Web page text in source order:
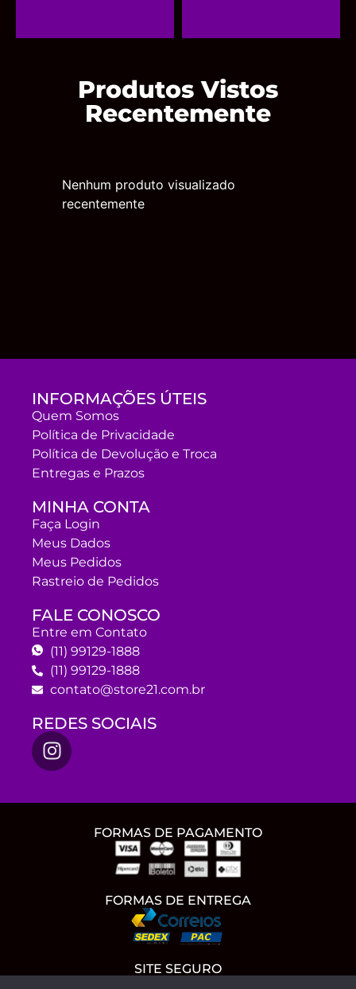
Produtos Vistos
Recentemente
Nenhum produto visualizado
recentemente
INFORMAÇÕES ÚTEIS
Quem Somos
Política de Privacidade
Política de Devolução e Troca
Entregas e Prazos
MINHA CONTA
Faça Login
Meus Dados
Meus Pedidos
Rastreio de Pedidos
FALE CONOSCO
Entre em Contato
(11) 99129-1888
(11) 99129-1888
contato@store21.com.br
REDES SOCIAIS
FORMAS DE PAGAMENTO
FORMAS DE ENTREGA
SITE SEGURO